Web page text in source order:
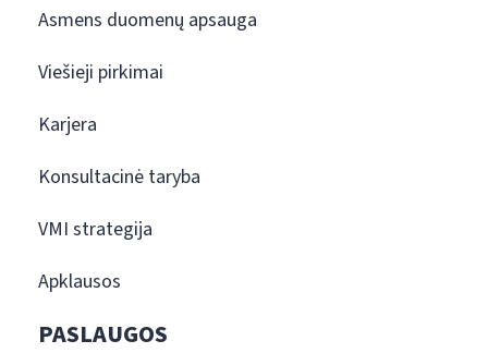
Asmens duomenų apsauga
Viešieji pirkimai
Karjera
Konsultacinė taryba
VMI strategija
Apklausos
PASLAUGOS